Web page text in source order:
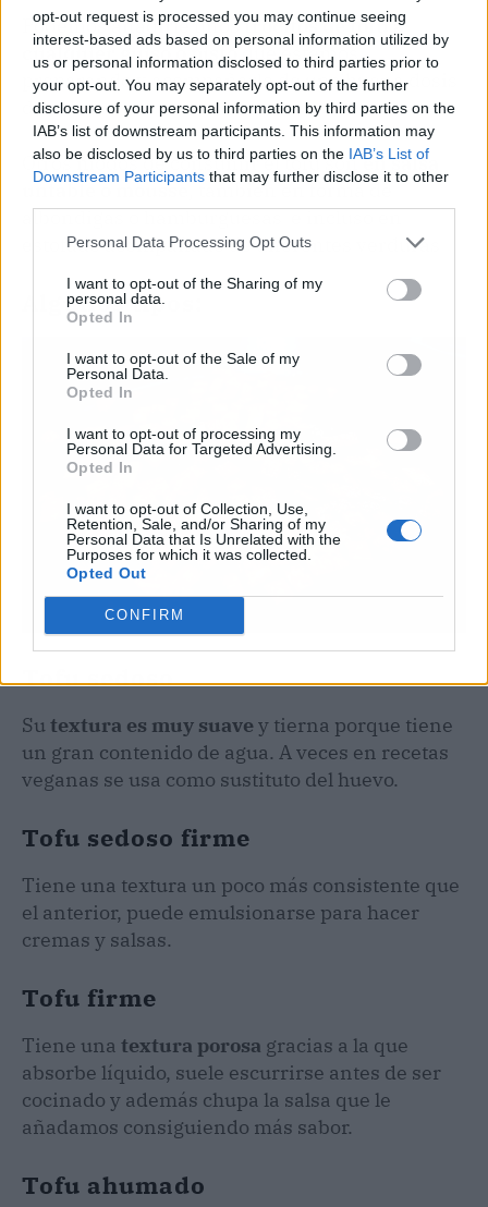
opt-out request is processed you may continue seeing
interest-based ads based on personal information utilized by
us or personal information disclosed to third parties prior to
your opt-out. You may separately opt-out of the further
disclosure of your personal information by third parties on the
IAB’s list of downstream participants. This information may
also be disclosed by us to third parties on the IAB’s List of
Downstream Participants that may further disclose it to other
Personal Data Processing Opt Outs
I want to opt-out of the Sharing of my
personal data.
Opted In
I want to opt-out of the Sale of my
Personal Data.
Opted In
I want to opt-out of processing my
Personal Data for Targeted Advertising.
Opted In
I want to opt-out of Collection, Use,
Retention, Sale, and/or Sharing of my
Personal Data that Is Unrelated with the
Purposes for which it was collected.
Opted Out
CONFIRM
Podemos añadirle unostrocitos de tofu a
cualquier guiso o pistoque estemos
preparando y acompañarlo de una buena dosis
de salsa.
Otros modos de consumir el tofu sonen salsa
untable o mousse, también en forma de
albóndigas o hamburguesas e incluso en
estofado acompañado de diferentes verduras
Algunos tipos:
Tofu sedoso
Sutextura es muy suavey tierna porque tiene
un gran contenido de agua. A veces en recetas
veganas se usa como sustituto del huevo.
Tofu sedoso firme
Tiene una textura un poco más consistente que
el anterior, puede emulsionarse para hacer
cremas y salsas.
Tofu firme
Tiene una textura porosa gracias a la que
absorbe líquido, suele escurrirse antes de ser
cocinado y además chupa la salsa que le
añadamos consiguiendo más sabor.
Tofu ahumado